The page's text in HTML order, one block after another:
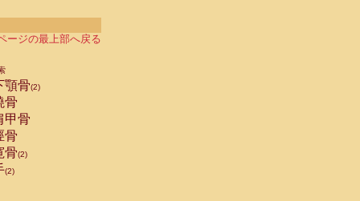
ージの最上部へ戻る
顎骨(2)
骨
甲骨
骨
骨(2)
(2)